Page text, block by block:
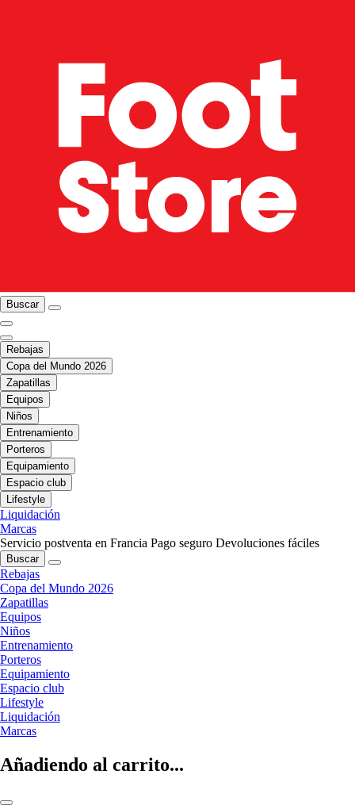
Buscar
Rebajas
Copa del Mundo 2026
Zapatillas
Equipos
Niños
Entrenamiento
Porteros
Equipamiento
Espacio club
Lifestyle
Liquidación
Marcas
Servicio postventa en Francia Pago seguro Devoluciones fáciles
Buscar
Rebajas
Copa del Mundo 2026
Zapatillas
Equipos
Niños
Entrenamiento
Porteros
Equipamiento
Espacio club
Lifestyle
Liquidación
Marcas
Añadiendo al carrito...